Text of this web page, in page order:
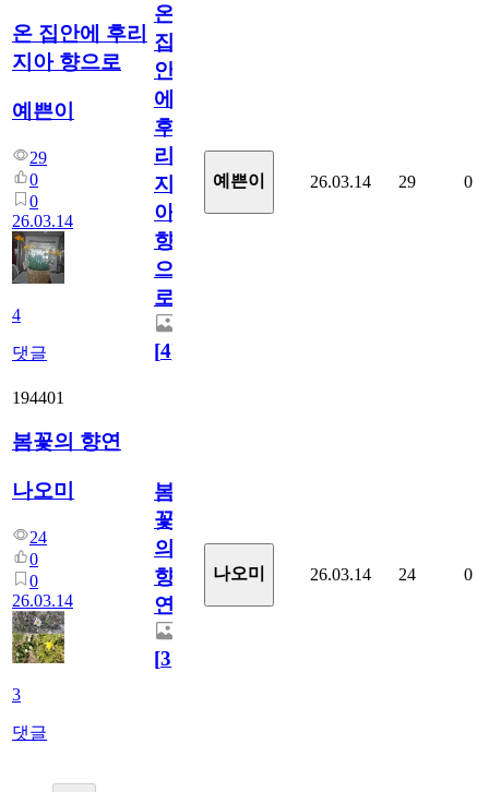
온 집안에 후리
지아 향으로
예쁜이
29
0
0
26.03.14
4
댓글
온
집
안
에
후
리
지
아
향
으
로
[4]
예쁜이 26.03.14 29 0
194401
봄꽃의 향연
나오미
24
0
0
26.03.14
3
댓글
봄
꽃
의
향
연
[3]
나오미 26.03.14 24 0